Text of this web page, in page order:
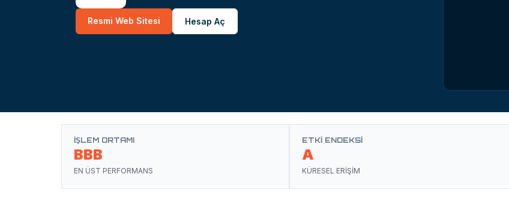
Resmi Web Sitesi Hesap Aç
İŞLEM ORTAMI
BBB
EN ÜST PERFORMANS
ETKI ENDEKSI
A
KÜRESEL ERİŞİM